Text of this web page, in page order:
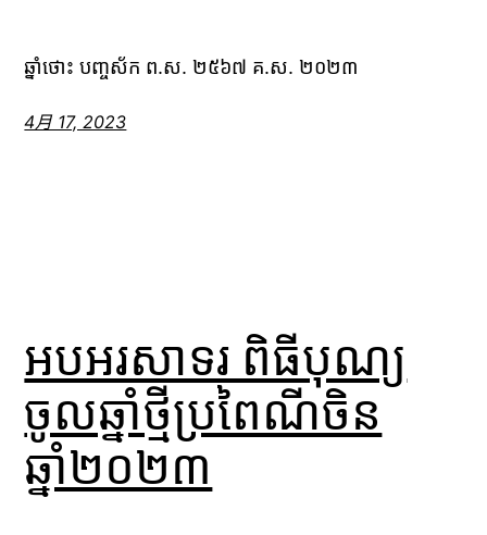
ឆ្នាំថោះ បញ្ចស័ក ព.ស. ២៥៦៧ គ.ស. ២០២៣
4月 17, 2023
អបអរសាទរ ពិធីបុណ្យ
ចូលឆ្នាំថ្មីប្រពៃណីចិន
ឆ្នាំ២០២៣